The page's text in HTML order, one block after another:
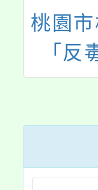
桃園
「反
『梅
預防
動暨